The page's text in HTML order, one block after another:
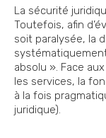
La sécurité
Toutefois, afin
soit paralysée, la
absolu ». Face
les services, la
à la fois
juridique).